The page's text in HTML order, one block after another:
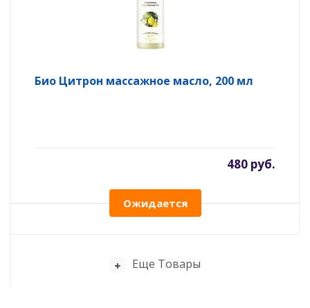
Био Цитрон массажное масло, 200 мл
480 руб.
Ожидается
Еще Товары